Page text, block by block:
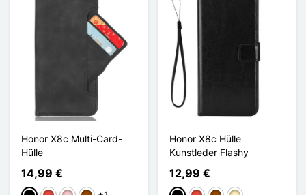
Honor X8c Multi-Card-
Hülle
14,99 €
Honor X8c Hülle
Kunstleder Flashy
12,99 €